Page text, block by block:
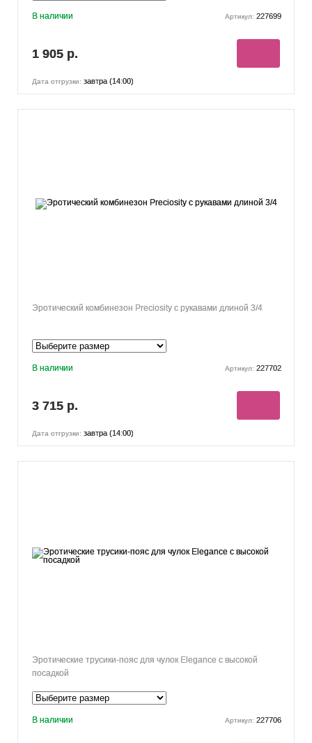
В наличии Артикул: 227699
1 905 р.
Дата отгрузки: завтра (14:00)
Эротический комбинезон Preciosity с рукавами длиной 3/4
В наличии Артикул: 227702
3 715 р.
Дата отгрузки: завтра (14:00)
Эротические трусики-пояс для чулок Elegance с высокой
посадкой
В наличии Артикул: 227706